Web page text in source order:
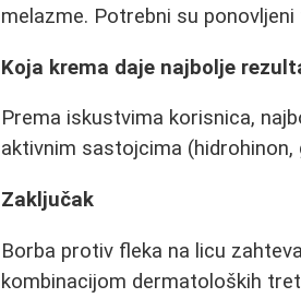
melazme. Potrebni su
Koja krema daje najbolje
Prema iskustvima korisnica,
aktivnim sastojcima
Zaključak
Borba protiv fleka na licu
kombinacijom dermatoloških